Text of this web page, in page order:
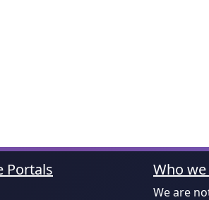
Portals Who we
We are